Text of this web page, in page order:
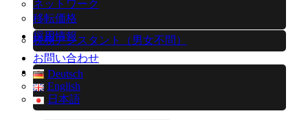
ネットワーク
移転価格
採用情報
税務アシスタント（男女不問）
お問い合わせ
Deutsch
English
日本語